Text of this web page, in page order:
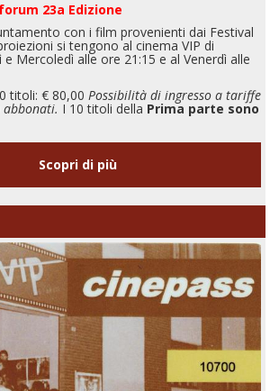
23a Edizione
con i film provenienti dai Festival
si tengono al cinema VIP di
Mercoledì alle ore 21:15 e al Venerdì alle
titoli: € 80,00 Possibilità di ingresso a tariffe
I 10 titoli della Prima parte sono
Scopri di più